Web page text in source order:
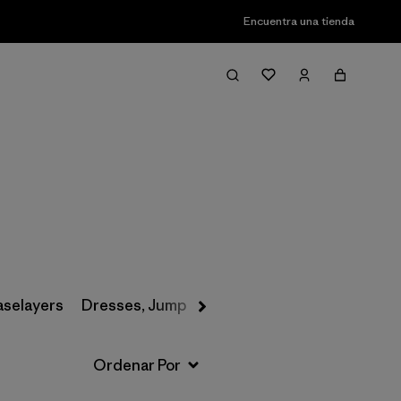
Encuentra una tienda
Filter & Sort
Dresses, Jumpsuits & Overalls